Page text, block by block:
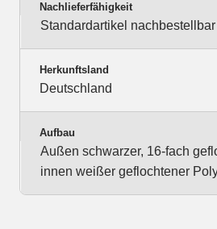
Nachlieferfähigkeit
Standardartikel nachbestellbar
Herkunftsland
Deutschland
Aufbau
Außen schwarzer, 16-fach
innen weißer geflochtener